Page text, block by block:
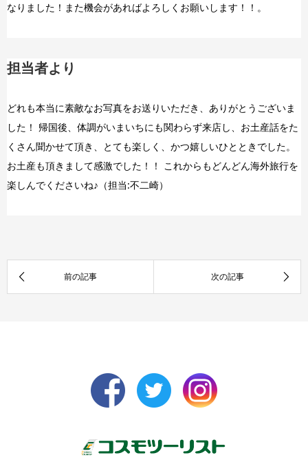
なりました！また機会があればよろしくお願いします！！。
担当者より
どれも本当に素敵なお写真をお送りいただき、ありがとうございま
した！ 帰国後、体調がいまいちにも関わらず来店し、お土産話をた
くさん聞かせて頂き、とても楽しく、かつ嬉しいひとときでした。
お土産も頂きまして感激でした！！ これからもどんどん海外旅行を
楽しんでくださいね♪（担当:不二崎）